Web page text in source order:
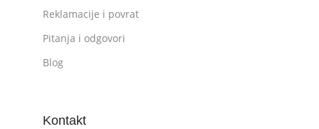
Reklamacije i povrat
Pitanja i odgovori
Blog
Kontakt